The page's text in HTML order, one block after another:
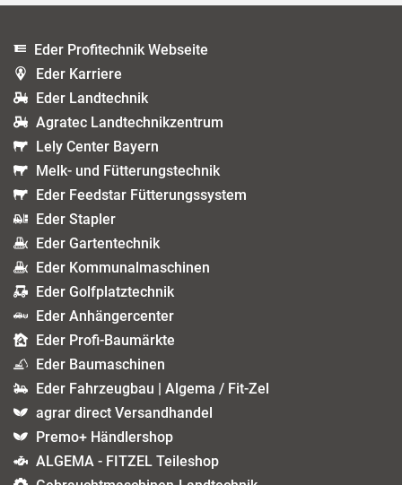
Eder Profitechnik Webseite
Eder Karriere
Eder Landtechnik
Agratec Landtechnikzentrum
Lely Center Bayern
Melk- und Fütterungstechnik
Eder Feedstar Fütterungssystem
Eder Stapler
Eder Gartentechnik
Eder Kommunalmaschinen
Eder Golfplatztechnik
Eder Anhängercenter
Eder Profi-Baumärkte
Eder Baumaschinen
Eder Fahrzeugbau | Algema / Fit-Zel
agrar direct Versandhandel
Premo+ Händlershop
ALGEMA - FITZEL Teileshop